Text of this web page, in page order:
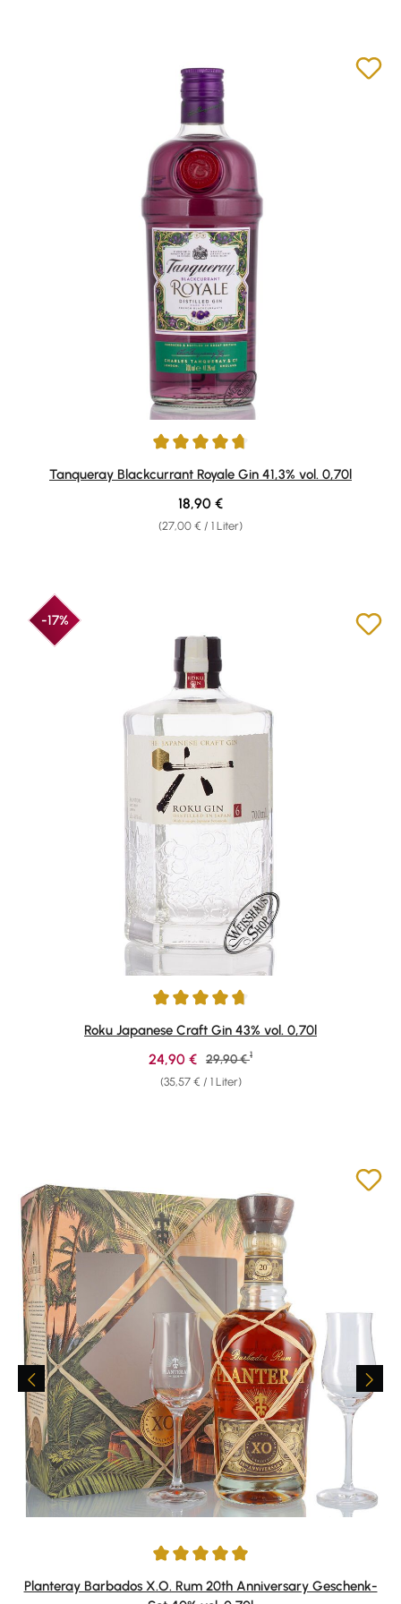
Durchschnittliche Bewertung von 4.71 von 5 Sternen
Tanqueray Blackcurrant Royale Gin 41,3% vol. 0,70l
(27,00 € / 1 Liter)
Regulärer Preis:
18,90 €
-17%
Durchschnittliche Bewertung von 4.78 von 5 Sternen
Roku Japanese Craft Gin 43% vol. 0,70l
(35,57 € / 1 Liter)
Verkaufspreis:
24,90 € Regulärer Preis:
29,90 € 1
Durchschnittliche Bewertung von 4.93 von 5 Sternen
Planteray Barbados X.O. Rum 20th Anniversary Geschenk-